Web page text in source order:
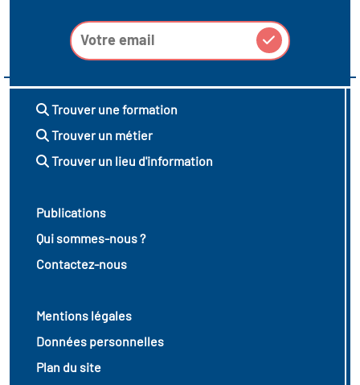
Trouver une formation
Trouver un métier
Trouver un lieu d'information
Publications
Qui sommes-nous ?
Contactez-nous
Mentions légales
Données personnelles
Plan du site